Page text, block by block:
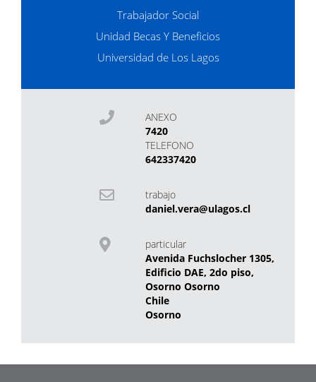
Trabajador Social
Unidad Becas Y Beneficios
Universidad de Los Lagos
ANEXO
7420
TELEFONO
642337420
trabajo
daniel.vera@ulagos.cl
particular
Avenida Fuchslocher 1305,
Edificio DAE, 2do piso,
Osorno Osorno
Chile
Osorno